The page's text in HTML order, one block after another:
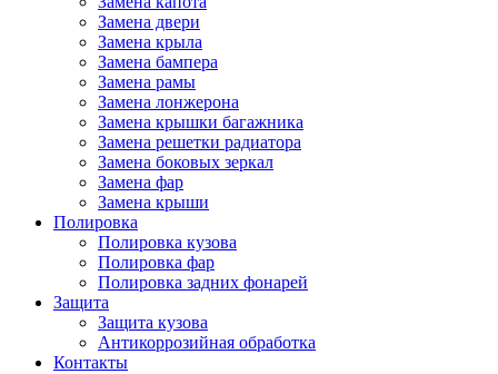
Замена двери
Замена крыла
Замена бампера
Замена рамы
Замена лонжерона
Замена крышки багажника
Замена решетки радиатора
Замена боковых зеркал
Замена фар
Замена крыши
Полировка
Полировка кузова
Полировка фар
Полировка задних фонарей
Защита
Защита кузова
Антикоррозийная обработка
Контакты